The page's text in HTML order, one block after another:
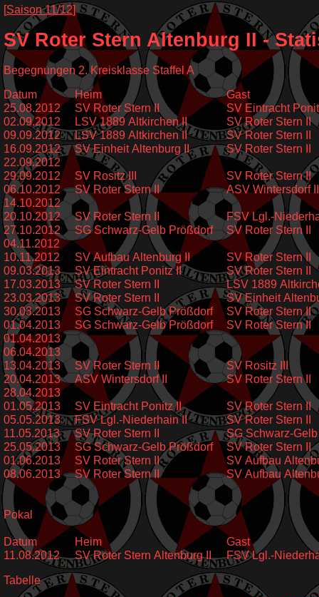
[Saison 11/12]
SV Roter Stern Altenburg II -
Begegnungen 2. Kreisklasse Staffel A
Datum
Heim
Gast
25.08.2012
SV Roter Stern II
SV Eintracht
02.09.2012
LSV 1889 Altkirchen II
SV Roter Stern II
09.09.2012
LSV 1889 Altkirchen II
SV Roter Stern II
16.09.2012
SV Einheit Altenburg II
SV Roter Stern II
22.09.2012
29.09.2012
SV Rositz III
SV Roter Stern II
06.10.2012
SV Roter Stern II
ASV Wintersdorf II
14.10.2012
20.10.2012
SV Roter Stern II
FSV Lgl.-
27.10.2012
SG Schwarz-Gelb Prößdorf
SV Roter Stern II
04.11.2012
10.11.2012
SV Aufbau Altenburg II
SV Roter Stern II
09.03.2013
SV Eintracht Ponitz II
SV Roter Stern II
17.03.2013
SV Roter Stern II
LSV 1889
23.03.2013
SV Roter Stern II
SV Einheit
30.03.2013
SG Schwarz-Gelb Prößdorf
SV Roter Stern II
01.04.2013
SG Schwarz-Gelb Prößdorf
SV Roter Stern II
01.04.2013
06.04.2013
13.04.2013
SV Roter Stern II
SV Rositz III
20.04.2013
ASV Wintersdorf II
SV Roter Stern II
28.04.2013
01.05.2013
SV Eintracht Ponitz II
SV Roter Stern II
05.05.2013
FSV Lgl.-Niederhain II
SV Roter Stern II
11.05.2013
SV Roter Stern II
SG Schwarz-
25.05.2013
SG Schwarz-Gelb Prößdorf
SV Roter Stern II
01.06.2013
SV Roter Stern II
SV Aufbau
08.06.2013
SV Roter Stern II SV Aufbau
Pokal
Datum Heim
Gast
11.08.2012
SV Roter Stern Altenburg II FSV Lgl.-
Tabelle